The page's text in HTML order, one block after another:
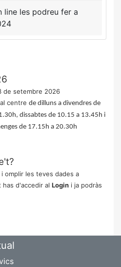
line les podreu fer a
de setembre 2026
centre de dilluns a divendres de
dissabtes de 10.15 a 13.45h i
de 17.15h a 20.30h
omplir les teves dades a
d'accedir al Login i ja podràs